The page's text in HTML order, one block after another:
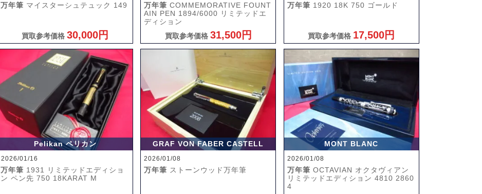
万年筆 マイスターシュテュック 149
買取参考価格30,000円
万年筆 COMMEMORATIVE FOUNT
AIN PEN 1894/6000 リミテッドエ
ディション
買取参考価格 31,500円
万年筆 1920 18K 750 ゴールド
買取参考価格 17,500円
Pelikan ペリカン
2026/01/16
万年筆 1931 リミテッドエディショ
ン ペン先 750 18KARAT M
GRAF VON FABER CASTELL
2026/01/08
万年筆 ストーンウッド万年筆
MONT BLANC
2026/01/08
万年筆 OCTAVIAN オクタヴィアン
リミテッドエディション 4810 2860
4